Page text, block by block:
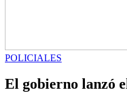
POLICIALES
El gobierno lanzó